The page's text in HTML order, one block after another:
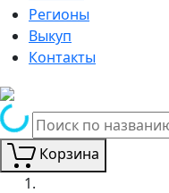
Регионы
Выкуп
Контакты
Корзина